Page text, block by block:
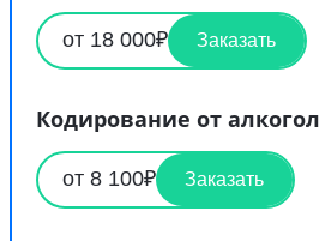
от 18 000₽ Заказать
Кодирование от
от 8 100₽ Заказать